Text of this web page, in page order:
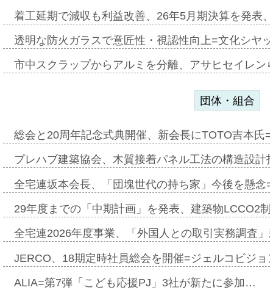
着工延期で減収も利益改善、26年5月期決算を発表
透明な防火ガラスで意匠性・視認性向上=文化シヤ
市中スクラップからアルミを分離、アサヒセイレ
団体・組合
総会と20周年記念式典開催、新会長にTOTO吉本氏
プレハブ建築協会、木質接着パネル工法の構造設
全宅連坂本会長、「団塊世代の持ち家」今後を懸
29年度までの「中期計画」を発表、建築物LCCO2
全宅連2026年度事業、「外国人との取引実務調査
JERCO、18期定時社員総会を開催=ジェルコビジ
ALIA=第7弾「こども応援PJ」3社が新たに参加…